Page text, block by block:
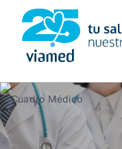
Saltar
contenido